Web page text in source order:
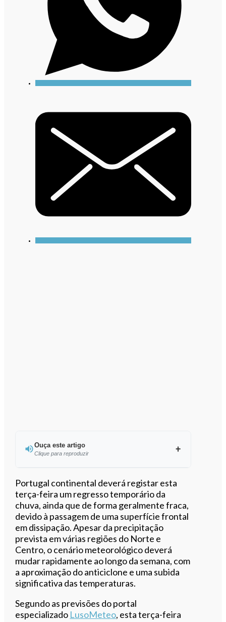
Ouça este artigo
Clique para reproduzir
0:00/4:31
Portugal continental deverá registar esta
terça-feira um regresso temporário da
chuva, ainda que de forma geralmente fraca,
devido à passagem de uma superfície frontal
em dissipação. Apesar da precipitação
prevista em várias regiões do Norte e
Centro, o cenário meteorológico deverá
mudar rapidamente ao longo da semana, com
a aproximação do anticiclone e uma subida
significativa das temperaturas.
Segundo as previsões do portal
especializado LusoMeteo, esta terça-feira